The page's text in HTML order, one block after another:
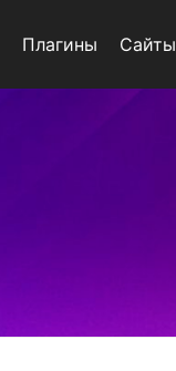
Плагины Сайты